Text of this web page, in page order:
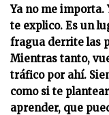
Ya no me importa.
te explico. Es un
fragua derrite las
Mientras tanto,
tráfico por ahí.
como si te
aprender, que